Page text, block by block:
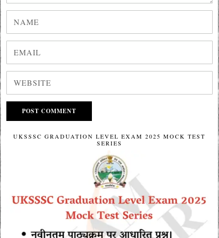
UKSSSC GRADUATION LEVEL EXAM 2025 MOCK TEST
SERIES